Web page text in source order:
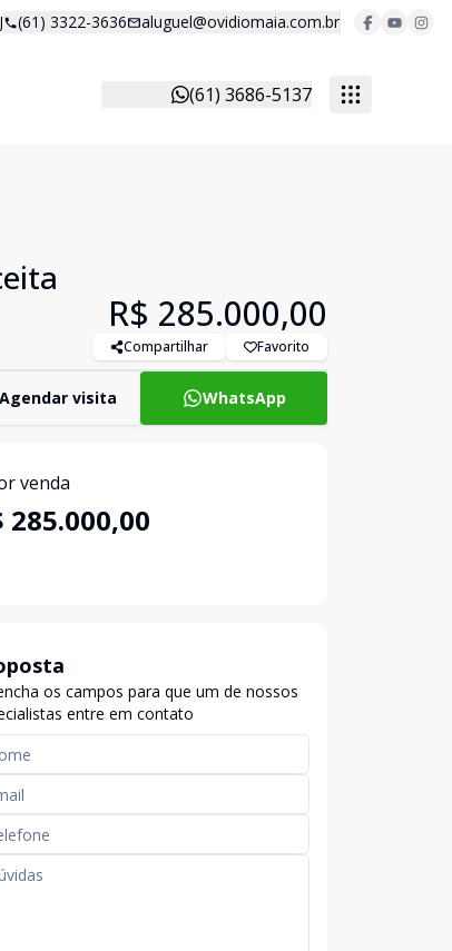
(61) 3322-3636 aluguel@ovidiomaia.com.br
(61) 3686-5137
R$ 285.000,00
Compartilhar Favorito
Agendar visita WhatsApp
venda
285.000,00
os campos para que um de nossos
entre em contato